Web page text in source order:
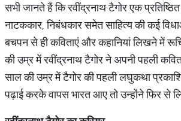
सभी जानते हैं कि रवींद्रनाथ टैगोर एक
नाटककार, निबंधकार समेत साहित्य की कई
बचपन से ही कविताएं और कहानियां लिखने में
की उम्र में रवींद्रनाथ टैगोर ने अपनी पहली
साल की उम्र में टैगोर की पहली लघुकथा
पढ़ाई करके वापस भारत आए तो उन्होंने फिर से